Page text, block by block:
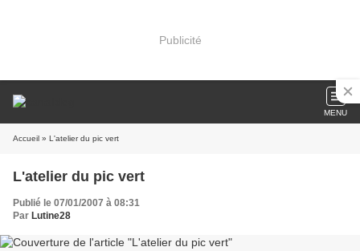
Publicité
MENU
Accueil » L'atelier du pic vert
L'atelier du pic vert
Publié le 07/01/2007 à 08:31
Par Lutine28